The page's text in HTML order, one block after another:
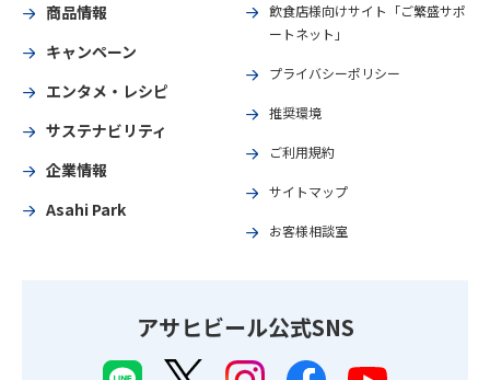
商品情報
キャンペーン
エンタメ・レシピ
サステナビリティ
企業情報
Asahi Park
飲食店様向けサイト「ご繁盛サポ
ートネット」
プライバシーポリシー
推奨環境
ご利用規約
サイトマップ
お客様相談室
アサヒビール公式SNS